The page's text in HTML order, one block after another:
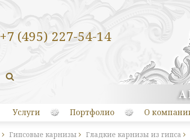
+7 (495) 227-54-14
Услуги Портфолио О
Гипсовые карнизы Гладкие карнизы из гипса